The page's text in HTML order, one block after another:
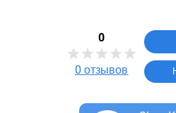
0
0 отзывов